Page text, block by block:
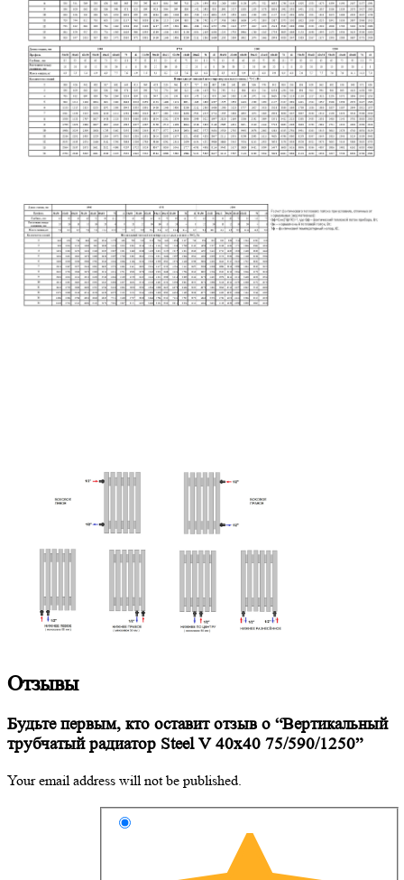
Отзывы
Будьте первым, кто оставит отзыв о “Вертикальный
трубчатый радиатор Steel V 40х40 75/590/1250”
Your email address will not be published.